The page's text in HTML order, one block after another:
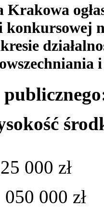
Krakowa
konkursowej
000 zł
000 zł